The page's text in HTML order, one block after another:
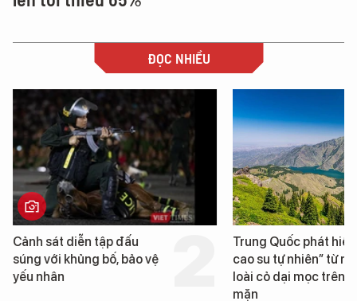
ĐỌC NHIỀU
Trung Quốc phát hiện “mỏ
cao su tự nhiên” từ một
loài cỏ dại mọc trên đất
Loạt dự án bất
Đà Nẵng sắp bị